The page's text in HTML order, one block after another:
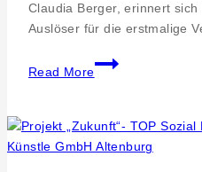
Claudia Berger, erinnert
Auslöser für die erstmalige
Read More
Schulsanitätsdienst
des
erhält
Förderpreis